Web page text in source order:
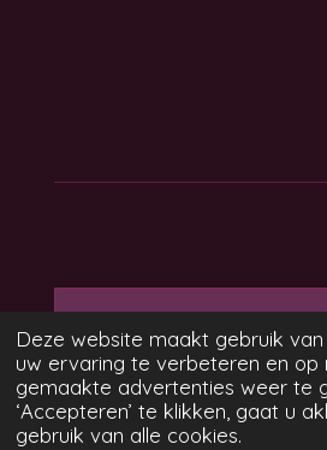
Deze website maakt gebruik
uw ervaring te verbeteren en op
gemaakte advertenties weer te
‘Accepteren’ te klikken, gaat u
gebruik van alle cookies.
Maak jouw
met